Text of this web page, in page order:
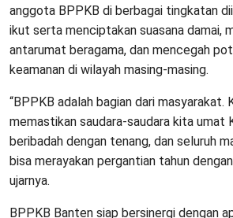
anggota BPPKB di berbagai tingkatan
ikut serta menciptakan suasana damai,
antarumat beragama, dan mencegah
keamanan di wilayah masing-masing.
“BPPKB adalah bagian dari masyarakat.
memastikan saudara-saudara kita umat
beribadah dengan tenang, dan seluruh
bisa merayakan pergantian tahun
ujarnya.
BPPKB Banten siap bersinergi dengan